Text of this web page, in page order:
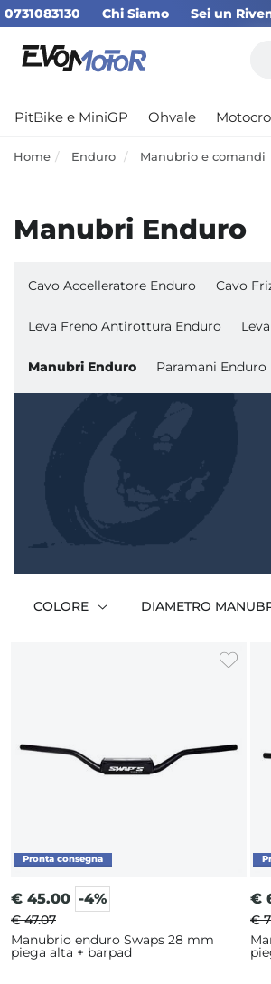
0731083130 Chi Siamo Sei un
PitBike e MiniGP Ohvale
Home Enduro Manubrio e comandi
Manubri Enduro
Cavo Accelleratore Enduro Cavo
Leva Freno Antirottura Enduro
Manubri Enduro Paramani Enduro
COLORE DIAMETRO
€ 45.00 -4%
€ 47.07
Manubrio enduro Swaps 28 mm
piega alta + barpad
€
€